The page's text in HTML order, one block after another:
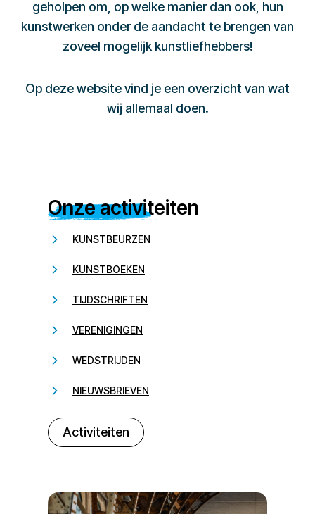
geholpen om, op welke manier dan ook, hun
kunstwerken onder de aandacht te brengen van
zoveel mogelijk kunstliefhebbers!
Op deze website vind je een overzicht van wat
wij allemaal doen.
Onze activiteiten
KUNSTBEURZEN
KUNSTBOEKEN
TIJDSCHRIFTEN
VERENIGINGEN
WEDSTRIJDEN
NIEUWSBRIEVEN
Activiteiten
232323